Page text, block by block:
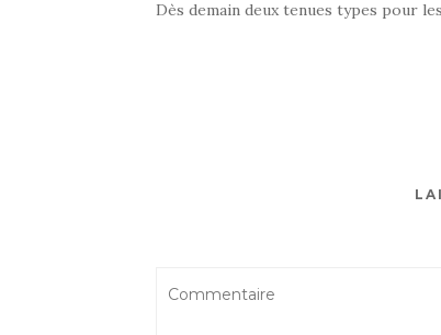
Dès demain deux tenues types pour